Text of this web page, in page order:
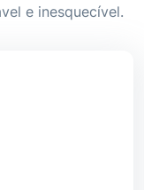
e inesquecível.